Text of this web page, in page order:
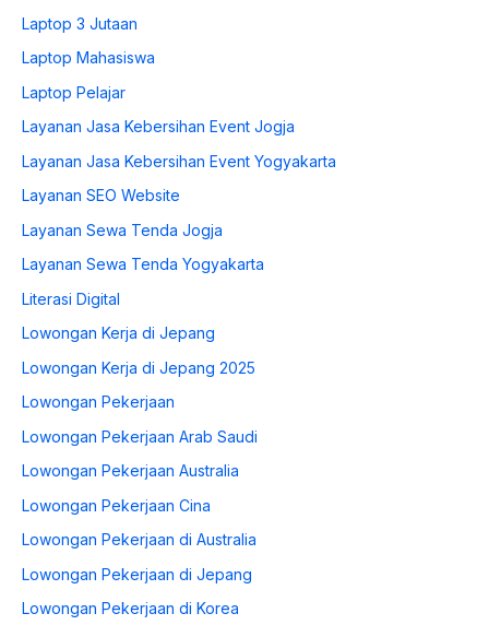
Laptop 3 Jutaan
Laptop Mahasiswa
Laptop Pelajar
Layanan Jasa Kebersihan Event Jogja
Layanan Jasa Kebersihan Event Yogyakarta
Layanan SEO Website
Layanan Sewa Tenda Jogja
Layanan Sewa Tenda Yogyakarta
Literasi Digital
Lowongan Kerja di Jepang
Lowongan Kerja di Jepang 2025
Lowongan Pekerjaan
Lowongan Pekerjaan Arab Saudi
Lowongan Pekerjaan Australia
Lowongan Pekerjaan Cina
Lowongan Pekerjaan di Australia
Lowongan Pekerjaan di Jepang
Lowongan Pekerjaan di Korea